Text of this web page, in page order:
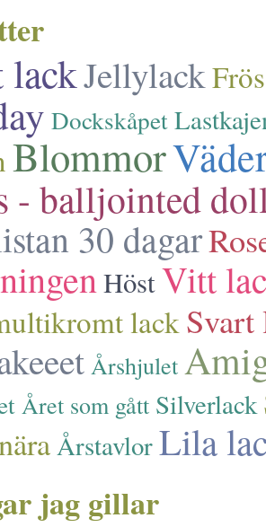
lackJellylack
Dockskåpet
Blommor
- balljointed
30 dagar
HöstVitt
lackSvart
Årshjulet
Året som gått Silverlack
ÅrstavlorLila
jag gillar